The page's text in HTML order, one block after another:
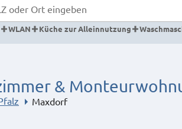
WLAN Küche zur Alleinnutzung
&
Maxdorf